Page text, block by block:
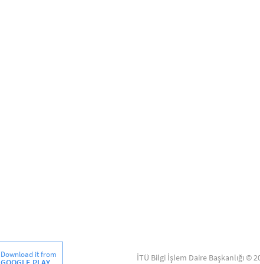
Download it from İTÜ Bilgi İşlem Daire Başkanlığı ©